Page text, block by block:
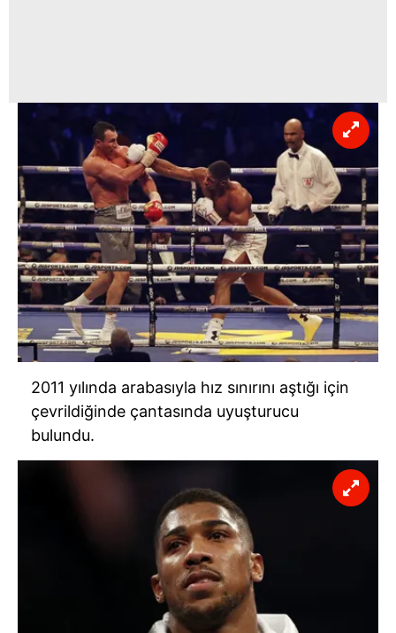
2011 yılında arabasıyla hız sınırını aştığı için
çevrildiğinde çantasında uyuşturucu
bulundu.